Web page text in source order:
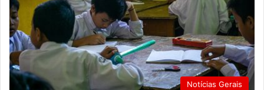
Notícias Gerais